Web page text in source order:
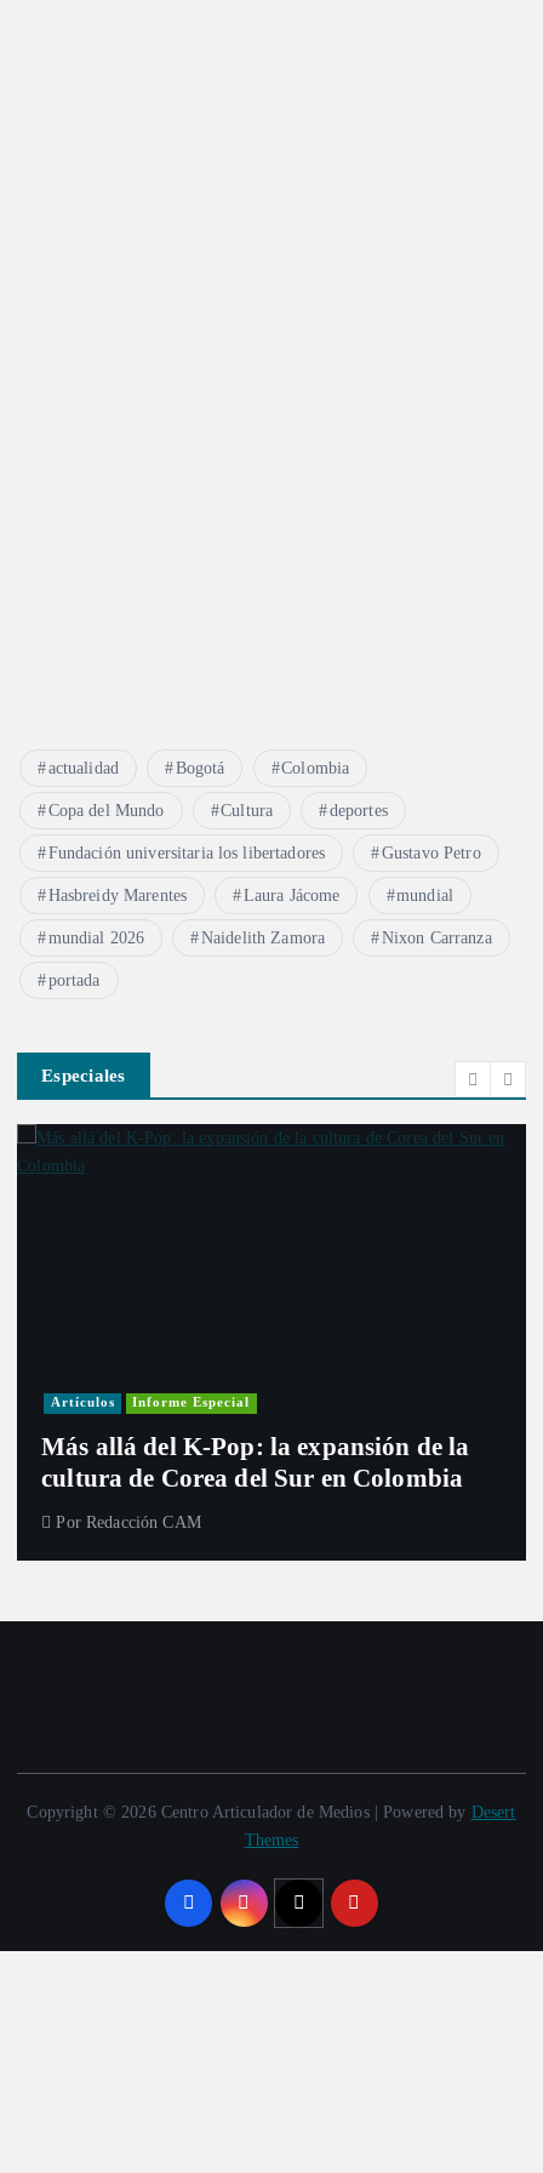
s
actualidad Bogotá Colombia
Copa del Mundo Cultura deportes
Fundación universitaria los libertadores Gustavo Petro
Hasbreidy Marentes Laura Jácome mundial
mundial 2026 Naidelith Zamora Nixon Carranza
portada
Especiales
Artículos Informe Especial
allá del K-Pop: la expansión de la
de Corea del Sur en Colombia
Redacción CAM
Copyright © 2026 Centro Articulador de Medios | Powered by Desert
Themes